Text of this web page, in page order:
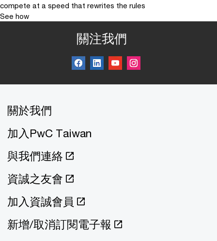
compete at a speed that rewrites the rules
See how
關注我們
關於我們
加入PwC Taiwan
與我們連絡
資誠之友會
加入資誠會員
新增/取消訂閱電子報